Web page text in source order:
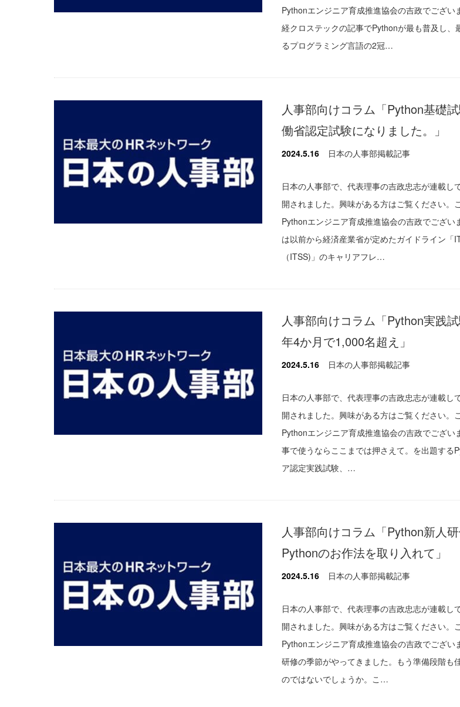
Pythonエンジニア育成推進協会の吉政でござい
経クロステックの記事でPythonが最も普及し、
るプログラミング言語の2冠…
人事部向けコラム「Python基礎
働省認定試験になりました。」
2024.5.16 日本の人事部掲載記事
日本の人事部で、代表理事の吉政忠志が連載し
開されました。興味がある方はご覧ください。
Pythonエンジニア育成推進協会の吉政でござい
は以前から経済産業省が定めたガイドライン「
（ITSS)」のキャリアフレ…
人事部向けコラム「Python実践
年4か月で1,000名超え」
2024.5.16 日本の人事部掲載記事
日本の人事部で、代表理事の吉政忠志が連載し
開されました。興味がある方はご覧ください。
Pythonエンジニア育成推進協会の吉政でござい
事で使うならここまでは押さえて。を出題する
ア認定実践試験、…
人事部向けコラム「Python新人
Pythonのお作法を取り入れて」
2024.5.16 日本の人事部掲載記事
日本の人事部で、代表理事の吉政忠志が連載し
開されました。興味がある方はご覧ください。
Pythonエンジニア育成推進協会の吉政でござい
研修の季節がやってきました。もう準備段階も
のではないでしょうか。こ…